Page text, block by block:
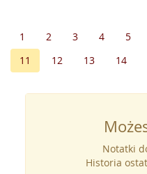
1 2 3 4 5
11
12 13 14
Notatki
Historia